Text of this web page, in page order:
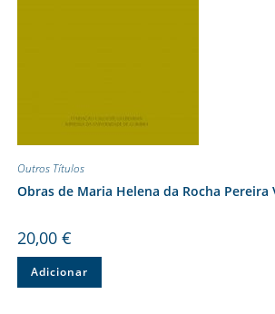
Outros Títulos
Obras de Maria Helena da Rocha
20,00 €
Adicionar